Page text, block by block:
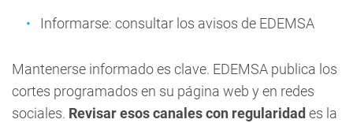
Informarse: consultar los avisos de EDEMSA
Mantenerse informado es clave. EDEMSA publica los
cortes programados en su página web y en redes
sociales. Revisar esos canales con regularidad es la